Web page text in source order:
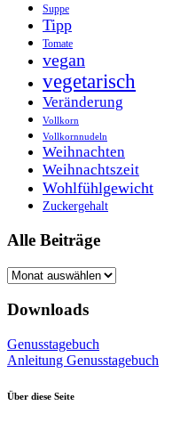
Suppe
Tipp
Tomate
vegan
vegetarisch
Veränderung
Vollkorn
Vollkornnudeln
Weihnachten
Weihnachtszeit
Wohlfühlgewicht
Zuckergehalt
Alle Beiträge
Alle
Downloads
Genusstagebuch
Anleitung Genusstagebuch
Über diese Seite